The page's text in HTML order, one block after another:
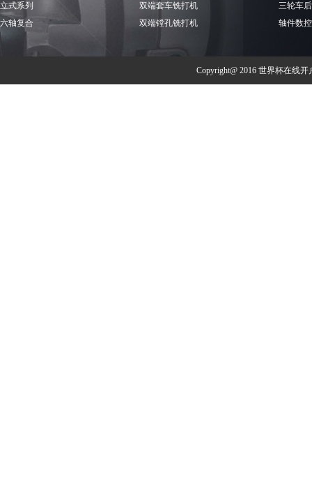
立式系列
六轴复合
双端套车铣打机
双端镗孔铣打机
三轮车
轴件数
Copyright@ 2016 世界杯在线